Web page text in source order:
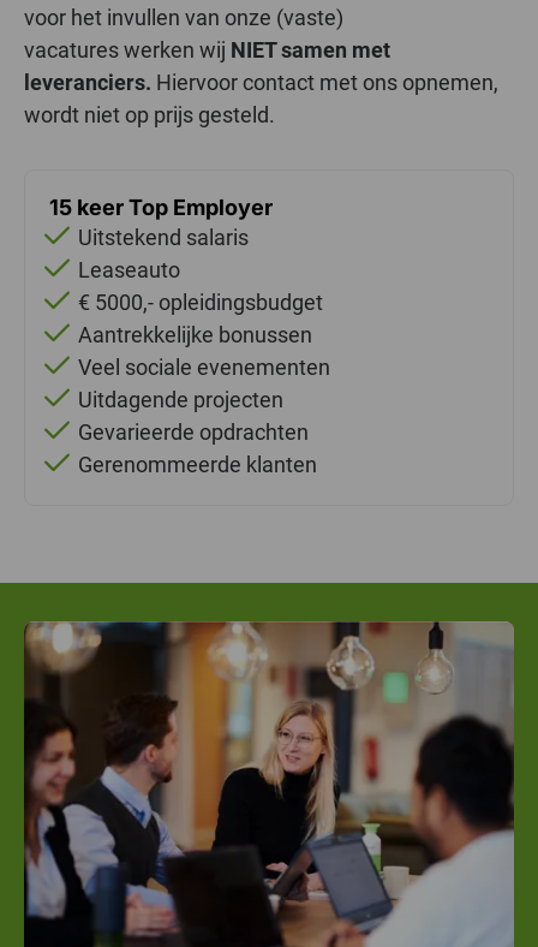
voor het invullen van onze (vaste)
vacatures werken wij NIET samen met
leveranciers. Hiervoor contact met ons opnemen,
wordt niet op prijs gesteld.
15 keer Top Employer
Uitstekend salaris
Leaseauto
€ 5000,- opleidingsbudget
Aantrekkelijke bonussen
Veel sociale evenementen
Uitdagende projecten
Gevarieerde opdrachten
Gerenommeerde klanten